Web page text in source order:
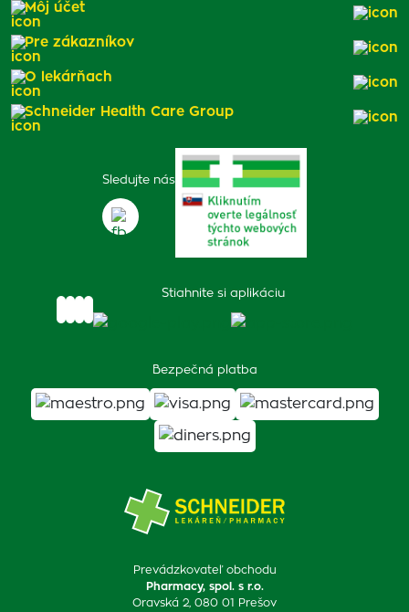
Prevádzkovateľ obchodu
Pharmacy, spol. s r.o.
Oravská 2, 080 01 Prešov
Sledujte nás
Stiahnite si aplikáciu
Bezpečná platba
Môj účet
Pre zákazníkov
O lekárňach
Schneider Health Care Group